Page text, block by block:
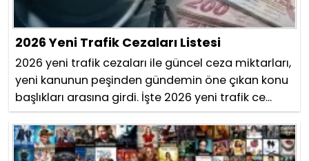
2026 Yeni Trafik Cezaları Listesi
2026 yeni trafik cezaları ile güncel ceza miktarları,
yeni kanunun peşinden gündemin öne çıkan konu
başlıkları arasına girdi. İşte 2026 yeni trafik ce...